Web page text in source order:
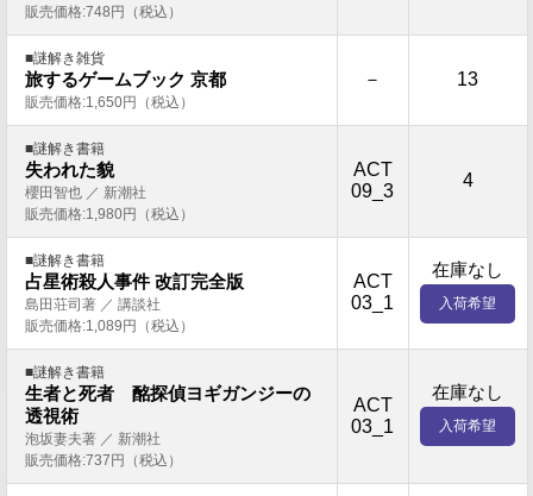
販売価格:748円（税込）
■謎解き雑貨
旅するゲームブック 京都
販売価格:1,650円（税込）
－ 13
■謎解き書籍
失われた貌
櫻田智也 ／ 新潮社
販売価格:1,980円（税込）
ACT
09_3
4
■謎解き書籍
占星術殺人事件 改訂完全版
島田荘司著 ／ 講談社
販売価格:1,089円（税込）
ACT
03_1
在庫なし
入荷希望
■謎解き書籍
生者と死者 酩探偵ヨギガンジーの
透視術
泡坂妻夫著 ／ 新潮社
販売価格:737円（税込）
ACT
03_1
在庫なし
入荷希望